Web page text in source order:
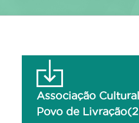
Associação
Povo de